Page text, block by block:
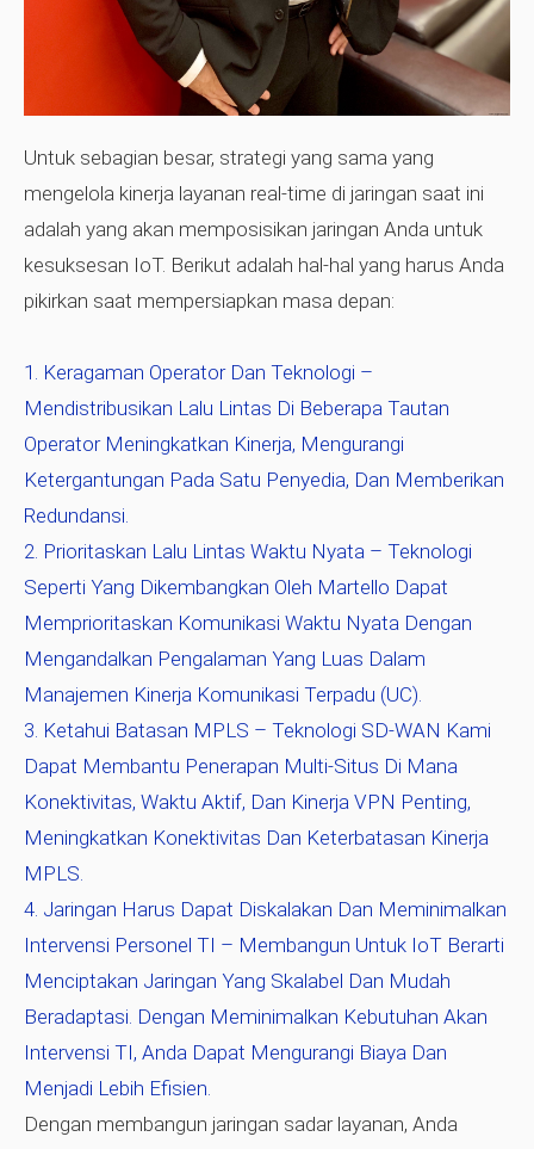
Untuk sebagian besar, strategi yang sama yang
mengelola kinerja layanan real-time di jaringan saat ini
adalah yang akan memposisikan jaringan Anda untuk
kesuksesan IoT. Berikut adalah hal-hal yang harus Anda
pikirkan saat mempersiapkan masa depan:
Keragaman Operator Dan Teknologi –
Mendistribusikan Lalu Lintas Di Beberapa Tautan
Operator Meningkatkan Kinerja, Mengurangi
Ketergantungan Pada Satu Penyedia, Dan Memberikan
Redundansi.
Prioritaskan Lalu Lintas Waktu Nyata – Teknologi
Seperti Yang Dikembangkan Oleh Martello Dapat
Memprioritaskan Komunikasi Waktu Nyata Dengan
Mengandalkan Pengalaman Yang Luas Dalam
Manajemen Kinerja Komunikasi Terpadu (UC).
Ketahui Batasan MPLS – Teknologi SD-WAN Kami
Dapat Membantu Penerapan Multi-Situs Di Mana
Konektivitas, Waktu Aktif, Dan Kinerja VPN Penting,
Meningkatkan Konektivitas Dan Keterbatasan Kinerja
MPLS.
Jaringan Harus Dapat Diskalakan Dan Meminimalkan
Intervensi Personel TI – Membangun Untuk IoT Berarti
Menciptakan Jaringan Yang Skalabel Dan Mudah
Beradaptasi. Dengan Meminimalkan Kebutuhan Akan
Intervensi TI, Anda Dapat Mengurangi Biaya Dan
Menjadi Lebih Efisien.
Dengan membangun jaringan sadar layanan, Anda